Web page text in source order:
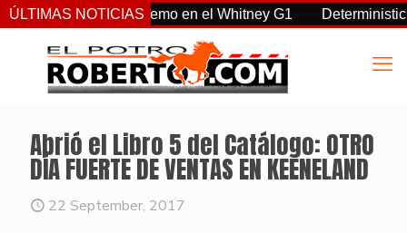
ÚLTIMAS NOTICIAS
supremo en el Whitney G1 Deterministic: héroe
Abrió el Libro 5 del Catálogo: OTRO
DÍA FUERTE DE VENTAS EN KEENELAND
22 September, 2017